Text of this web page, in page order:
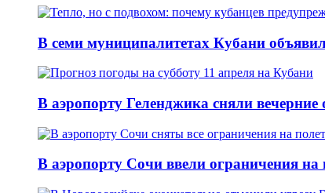
В семи муниципалитетах Кубани
В аэропорту Геленджика сняли вечерние
В аэропорту Сочи ввели ограничения на